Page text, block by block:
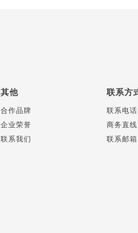
其他
合作品牌
企业荣誉
联系我们
联系方
联系电
商务直
联系邮箱